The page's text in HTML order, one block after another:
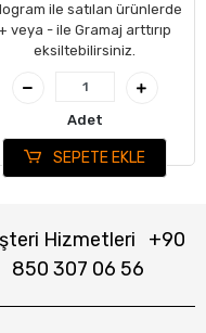
ile satılan ürünlerde
veya - ile Gramaj arttırıp
eksiltebilirsiniz.
Adet
SEPETE EKLE
Hizmetleri
+90
850 307 06 56